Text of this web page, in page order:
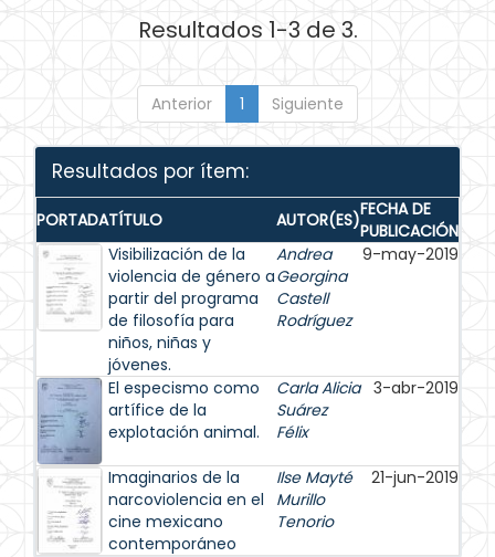
Resultados 1-3 de 3.
Anterior 1 Siguiente
Resultados por ítem:
PORTADATÍTULO AUTOR(ES)FECHA DE
PUBLICACIÓN
Visibilización de la
violencia de género a
partir del programa
de filosofía para
niños, niñas y
jóvenes.
Andrea
Georgina
Castell
Rodríguez
9-may-2019
El especismo como
artífice de la
explotación animal.
Carla Alicia
Suárez
Félix
3-abr-2019
Imaginarios de la
narcoviolencia en el
cine mexicano
contemporáneo
Ilse Mayté
Murillo
Tenorio
21-jun-2019